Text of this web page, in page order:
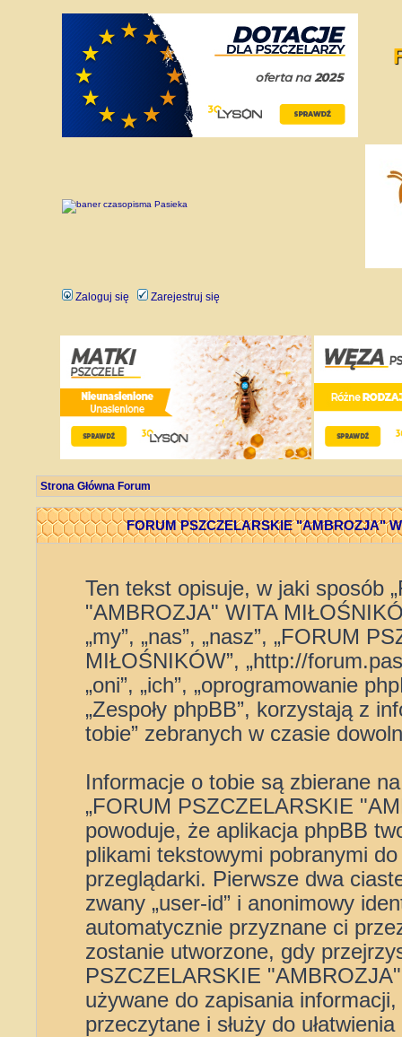
Zaloguj się Zarejestruj się
Strona Główna Forum
FORUM PSZCZELARSKIE "AMBROZJA"
Ten tekst opisuje, w jaki sposób
"AMBROZJA" WITA
„my”, „nas”, „nasz”, „FORUM
MIŁOŚNIKÓW”, „http://
„oni”, „ich”, „oprogramowanie
„Zespoły phpBB”, korzystają z
tobie” zebranych w czasie
Informacje o tobie są zbierane
„FORUM PSZCZELARSKIE
powoduje, że aplikacja phpBB
plikami tekstowymi pobranymi
przeglądarki. Pierwsze dwa
zwany „user-id” i anonimowy
automatycznie przyznane ci
zostanie utworzone, gdy
PSZCZELARSKIE
używane do zapisania
przeczytane i służy do